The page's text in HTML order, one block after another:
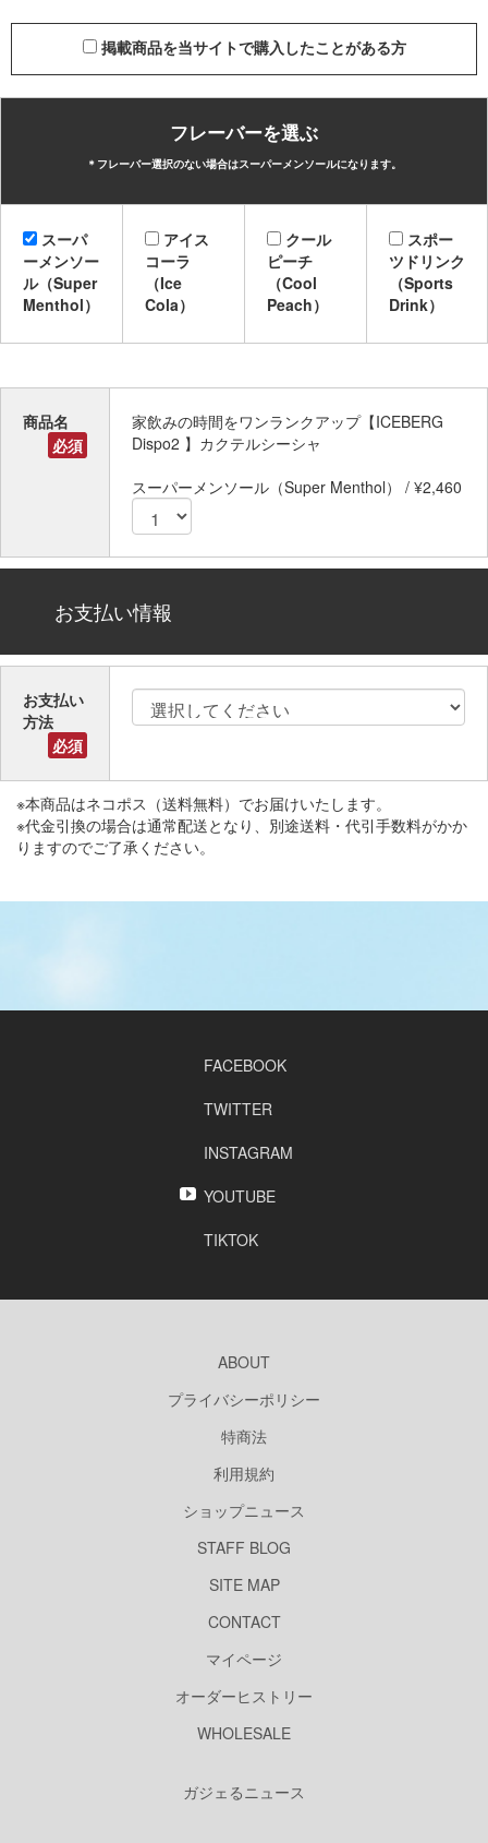
掲載商品を当サイトで購入したことがある方
フレーバーを選ぶ
＊フレーバー選択のない場合はスーパーメンソールになります。
スーパ
ーメンソー
ル（Super
Menthol）
アイス
コーラ
（Ice
Cola）
クール
ピーチ
（Cool
Peach）
スポー
ツドリンク
（Sports
Drink）
商品名
必須
家飲みの時間をワンランクアップ【ICEBERG
Dispo2 】カクテルシーシャ
スーパーメンソール（Super Menthol） / ¥2,460
お支払い情報
お支払い
方法
必須
※本商品はネコポス（送料無料）でお届けいたします。
※代金引換の場合は通常配送となり、別途送料・代引手数料がかか
りますのでご了承ください。
FACEBOOK
TWITTER
INSTAGRAM
YOUTUBE
TIKTOK
ABOUT
プライバシーポリシー
特商法
利用規約
ショップニュース
STAFF BLOG
SITE MAP
CONTACT
マイページ
オーダーヒストリー
WHOLESALE
ガジェるニュース